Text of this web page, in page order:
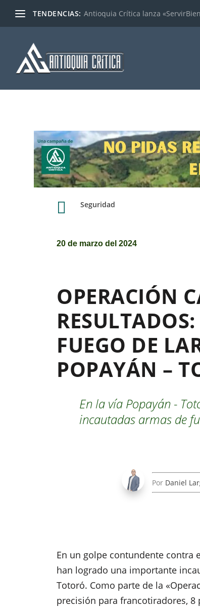
TENDENCIAS: Antioquia Crítica lanza
 Seguridad
20 de marzo del 2024
OPERACIÓN
FUEGO DE
POPAYÁN –
En la vía Popayán -
incautadas armas de
Por Daniel
En un golpe contundente contra
han logrado una importante
Totoró. Como parte de la
precisión para francotiradores,